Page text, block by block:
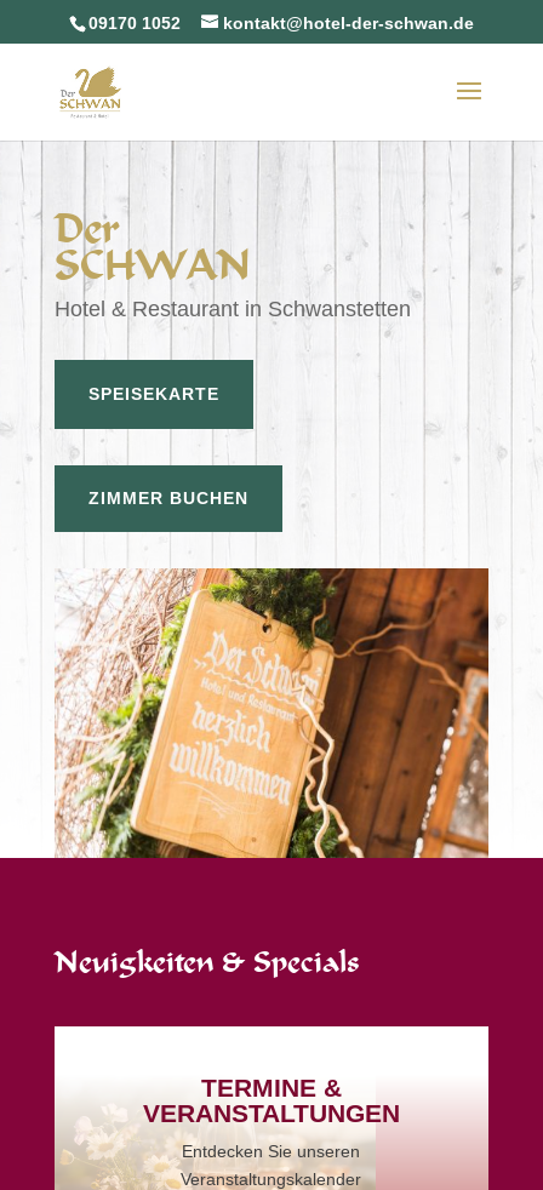
09170 1052 kontakt@hotel-der-schwan.de
Der
SCHWAN
Hotel & Restaurant in Schwanstetten
SPEISEKARTE
ZIMMER BUCHEN
Neuigkeiten & Specials
TERMINE &
VERANSTALTUNGEN
Entdecken Sie unseren
Veranstaltungskalender